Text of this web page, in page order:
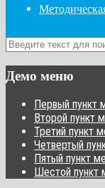
Демо меню
Первый пункт
Второй пункт
Третий пункт
Четвертый
Пятый пункт
Шестой пункт